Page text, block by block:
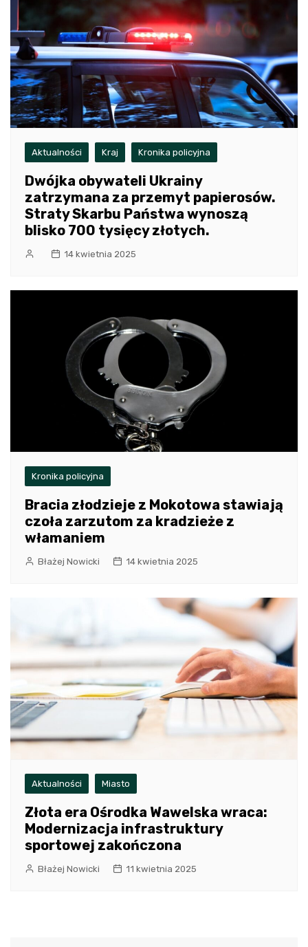
Aktualności Kraj Kronika policyjna
Dwójka obywateli Ukrainy
zatrzymana za przemyt papierosów.
Straty Skarbu Państwa wynoszą
blisko 700 tysięcy złotych.
14 kwietnia 2025
Kronika policyjna
Bracia złodzieje z Mokotowa stawiają
czoła zarzutom za kradzieże z
włamaniem
Błażej Nowicki 14 kwietnia 2025
Aktualności Miasto
Złota era Ośrodka Wawelska wraca:
Modernizacja infrastruktury
sportowej zakończona
Błażej Nowicki 11 kwietnia 2025